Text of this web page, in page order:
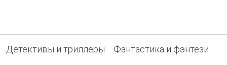
Детективы и триллеры Фантастика и фэнтези